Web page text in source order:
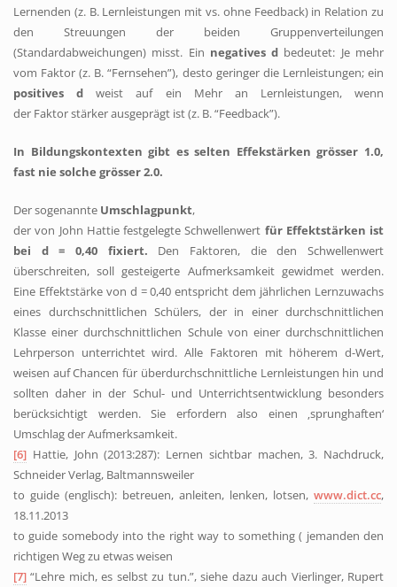
Lernenden (z. B. Lernleistungen mit vs. ohne Feedback) in Relation zu
den Streuungen der beiden Gruppenverteilungen
(Standardabweichungen) misst. Ein negatives d bedeutet: Je mehr
vom Faktor (z. B. “Fernsehen”), desto geringer die Lernleistungen; ein
positives d weist auf ein Mehr an Lernleistungen, wenn
der Faktor stärker ausgeprägt ist (z. B. “Feedback”).
In Bildungskontexten gibt es selten Effekstärken grösser 1.0,
fast nie solche grösser 2.0.
Der sogenannte Umschlagpunkt,
der von John Hattie festgelegte Schwellenwert für Effektstärken ist
bei d = 0,40 fixiert. Den Faktoren, die den Schwellenwert
überschreiten, soll gesteigerte Aufmerksamkeit gewidmet werden.
Eine Effektstärke von d = 0,40 entspricht dem jährlichen Lernzuwachs
eines durchschnittlichen Schülers, der in einer durchschnittlichen
Klasse einer durchschnittlichen Schule von einer durchschnittlichen
Lehrperson unterrichtet wird. Alle Faktoren mit höherem d-Wert,
weisen auf Chancen für überdurchschnittliche Lernleistungen hin und
sollten daher in der Schul- und Unterrichtsentwicklung besonders
berücksichtigt werden. Sie erfordern also einen ‚sprunghaften‘
Umschlag der Aufmerksamkeit.
[6] Hattie, John (2013:287): Lernen sichtbar machen, 3. Nachdruck,
Schneider Verlag, Baltmannsweiler
to guide (englisch): betreuen, anleiten, lenken, lotsen, www.dict.cc,
18.11.2013
to guide somebody into the right way to something ( jemanden den
richtigen Weg zu etwas weisen
[7] “Lehre mich, es selbst zu tun.”, siehe dazu auch Vierlinger, Rupert